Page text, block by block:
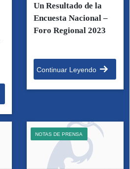
Un Resultado de la
Encuesta Nacional –
Foro Regional 2023
Continuar Leyendo
NOTAS DE PRENSA